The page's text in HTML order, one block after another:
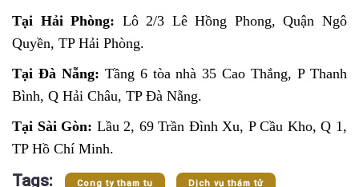
Tại Hải Phòng: Lô 2/3 Lê Hồng Phong, Quận Ngô
Quyền, TP Hải Phòng.
Tại Đà Nẵng: Tầng 6 tòa nhà 35 Cao Thắng, P Thanh
Bình, Q Hải Châu, TP Đà Nẵng.
Tại Sài Gòn: Lầu 2, 69 Trần Đình Xu, P Cầu Kho, Q 1,
TP Hồ Chí Minh.
Tags: Cong ty tham tu Dịch vụ thám tử